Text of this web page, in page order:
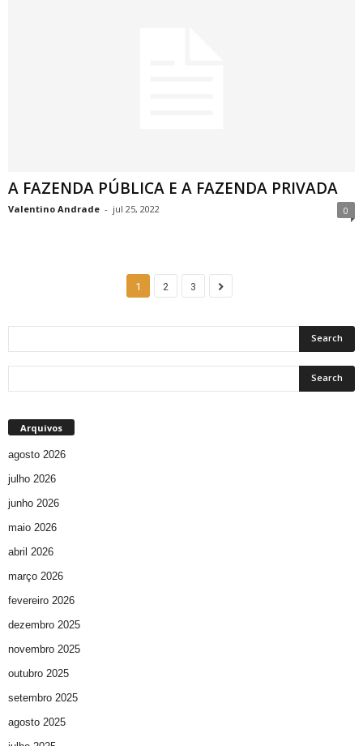
A FAZENDA PÚBLICA E A FAZENDA PRIVADA
Valentino Andrade - jul 25, 2022 0
1 2 3
Arquivos
agosto 2026
julho 2026
junho 2026
maio 2026
abril 2026
março 2026
fevereiro 2026
dezembro 2025
novembro 2025
outubro 2025
setembro 2025
agosto 2025